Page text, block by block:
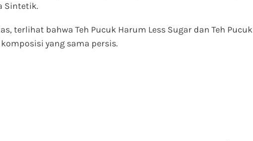
Sintetik.
terlihat bahwa Teh Pucuk Harum Less Sugar dan Teh Pucuk
yang sama persis.